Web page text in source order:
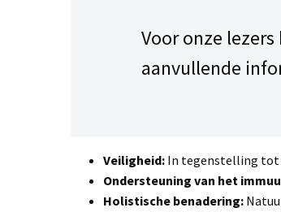
Voor onze
aanvullende
Veiligheid: In tegenstelling tot
Ondersteuning van het
Holistische benadering: